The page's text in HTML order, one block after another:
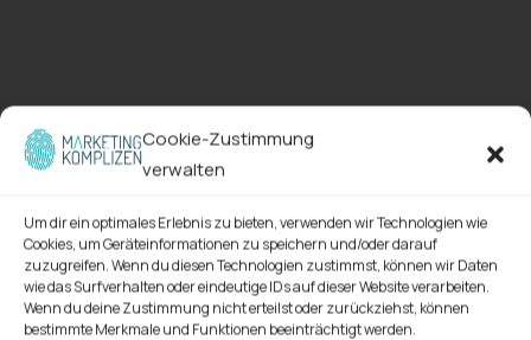
Cookie-Zustimmung
verwalten
Um dir ein optimales Erlebnis zu bieten, verwenden wir Technologien wie
Cookies, um Geräteinformationen zu speichern und/oder darauf
zuzugreifen. Wenn du diesen Technologien zustimmst, können wir Daten
wie das Surfverhalten oder eindeutige IDs auf dieser Website verarbeiten.
Wenn du deine Zustimmung nicht erteilst oder zurückziehst, können
bestimmte Merkmale und Funktionen beeinträchtigt werden.